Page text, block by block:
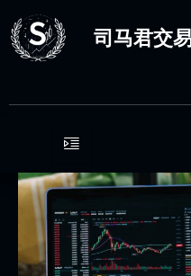
至
内
司马君交
司
马
君
交
易